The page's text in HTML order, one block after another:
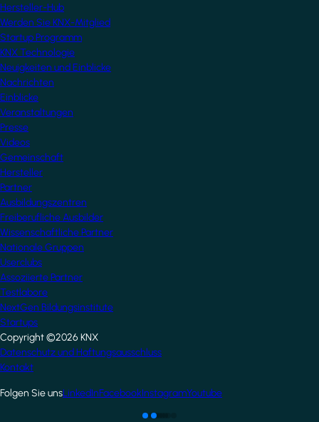
Hersteller-Hub
Werden Sie KNX-Mitglied
Startup Programm
KNX Technologie
Neuigkeiten und Einblicke
Nachrichten
Einblicke
Veranstaltungen
Presse
Videos
Gemeinschaft
Hersteller
Partner
Ausbildungszentren
Freiberufliche Ausbilder
Wissenschaftliche Partner
Nationale Gruppen
Userclubs
Assoziierte Partner
Testlabore
NextGen Bildungsinstitute
Startups
Copyright ©2026 KNX
Footer
Datenschutz und Haftungsausschluss
Kontakt
Folgen Sie unsLinkedInFacebookInstagramYoutube